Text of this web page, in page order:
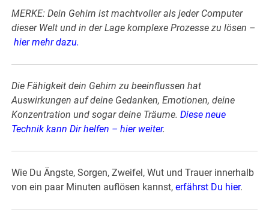
MERKE: Dein Gehirn ist machtvoller als jeder Computer
dieser Welt und in der Lage komplexe Prozesse zu lösen –
hier mehr dazu.
Die Fähigkeit dein Gehirn zu beeinflussen hat
Auswirkungen auf deine Gedanken, Emotionen, deine
Konzentration und sogar deine Träume.Diese neue
Technik kann Dir helfen – hier weiter.
Wie Du Ängste, Sorgen, Zweifel, Wut und Trauer innerhalb
von ein paar Minuten auflösen kannst,erfährst Du hier.